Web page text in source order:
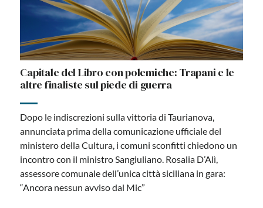
Capitale del Libro con polemiche: Trapani e le
altre finaliste sul piede di guerra
Dopo le indiscrezioni sulla vittoria di Taurianova,
annunciata prima della comunicazione ufficiale del
ministero della Cultura, i comuni sconfitti chiedono un
incontro con il ministro Sangiuliano. Rosalia D’Alì,
assessore comunale dell’unica città siciliana in gara:
“Ancora nessun avviso dal Mic”